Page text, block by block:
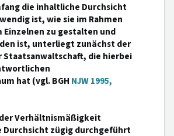
die inhaltliche Durchsicht
ist, wie sie im Rahmen
Einzelnen zu gestalten und
ist, unterliegt zunächst der
Staatsanwaltschaft, die hierbei
hat (vgl. BGH NJW 1995,
Verhältnismäßigkeit
Durchsicht zügig durchgeführt